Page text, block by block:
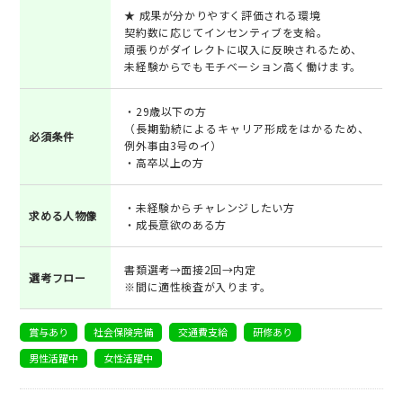
★ 成果が分かりやすく評価される環境
契約数に応じてインセンティブを支給。
頑張りがダイレクトに収入に反映されるため、
未経験からでもモチベーション高く働けます。
必須条件
・29歳以下の方
（長期勤続によるキャリア形成をはかるため、
例外事由3号のイ）
・高卒以上の方
求める人物像
・未経験からチャレンジしたい方
・成長意欲のある方
選考フロー
書類選考→面接2回→内定
※間に適性検査が入ります。
賞与あり 社会保険完備 交通費支給
研修あり
男性活躍中
女性活躍中